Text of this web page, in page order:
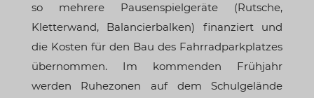
so mehrere Pausenspielgeräte (Rutsche,
Kletterwand, Balancierbalken) finanziert und
die Kosten für den Bau des Fahrradparkplatzes
übernommen. Im kommenden Frühjahr
werden Ruhezonen auf dem Schulgelände